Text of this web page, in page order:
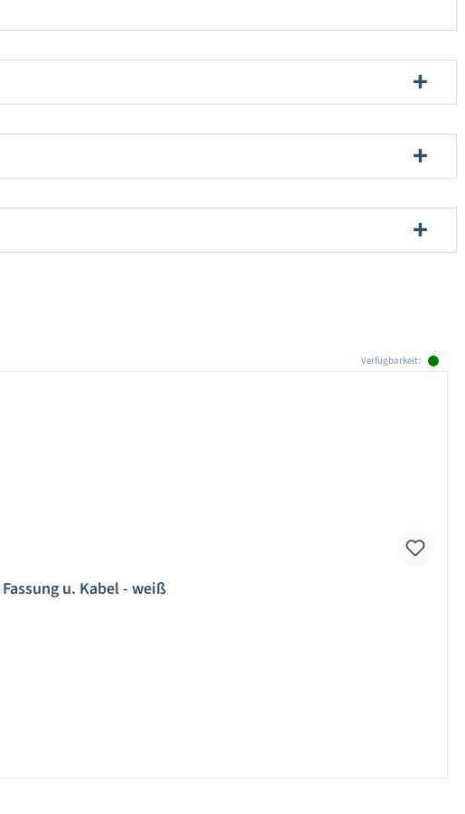
Verfügbarkeit:
u. Kabel - weiß